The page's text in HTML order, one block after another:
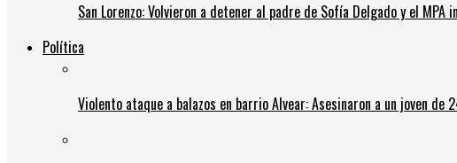
San Lorenzo: Volvieron a detener al padre de Sofía Delgado y el
Política
Violento ataque a balazos en barrio Alvear: Asesinaron a un joven